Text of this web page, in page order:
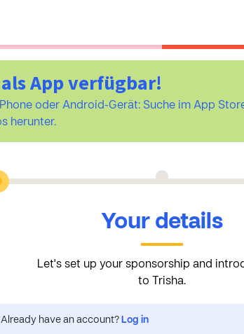
App verfügbar!
oder Android-Gerät: Suche im App
herunter.
Your details
Let's set up your sponsorship and
to Trisha.
Already have an account? Log in